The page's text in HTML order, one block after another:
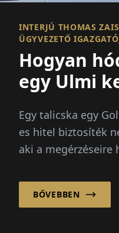
INTERJÚ THOMAS
ÜGYVEZETŐ
Hogyan
egy Ulmi
Egy talicska egy
es hitel biztosíték
aki a
története...
BŐVEBBEN